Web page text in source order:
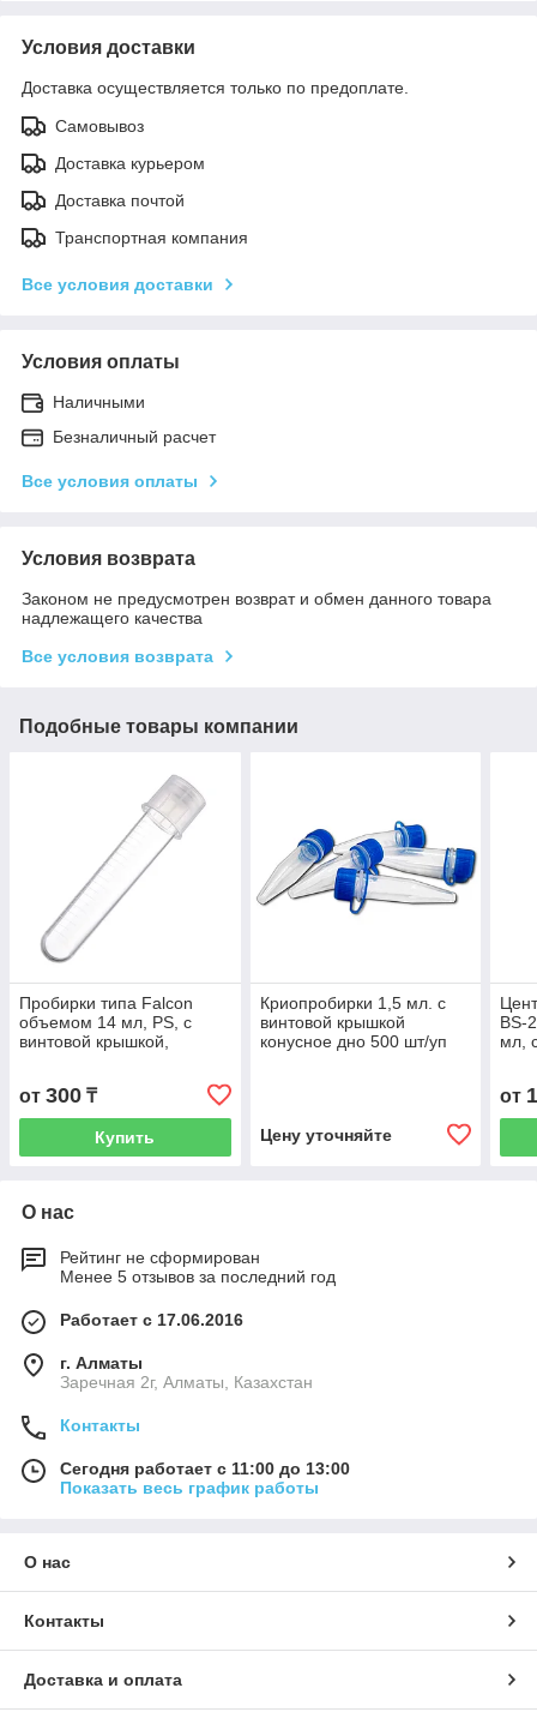
Условия доставки
Доставка осуществляется только по предоплате.
Самовывоз
Доставка курьером
Доставка почтой
Транспортная компания
Все условия доставки
Условия оплаты
Наличными
Безналичный расчет
Все условия оплаты
Условия возврата
Законом не предусмотрен возврат и обмен данного товара
надлежащего качества
Все условия возврата
Подобные товары компании
Пробирки типа Falcon
объемом 14 мл, PS, с
винтовой крышкой,
от 300 ₸
Купить
Криопробирки 1,5 мл. с
винтовой крышкой
конусное дно 500 шт/уп
Цену уточняйте
BS-
мл,
от
О нас
Рейтинг не сформирован
Менее 5 отзывов за последний год
Работает с 17.06.2016
г. Алматы
Заречная 2г, Алматы, Казахстан
Контакты
Сегодня работает с 11:00 до 13:00
Показать весь график работы
О нас
Контакты
Доставка и оплата